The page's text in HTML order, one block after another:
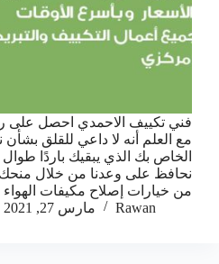
فني تكييف الاحمدي احصل على
مع العلم أنه لا داعي للقلق بشأن
الخاص بك الذي يبقيك باردًا
نحافظ على وعدنا من خلال
من خيارات إصلاح مكيفات
Rawan
مارس 27, 2021